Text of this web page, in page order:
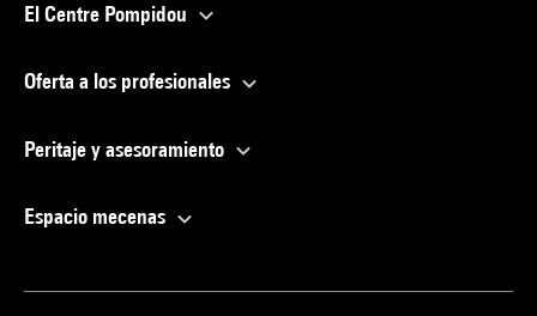
El Centre Pompidou
Oferta a los profesionales
Peritaje y asesoramiento
Espacio mecenas